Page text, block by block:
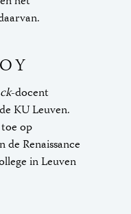
-docent
KU Leuven.
op
Renaissance
in Leuven